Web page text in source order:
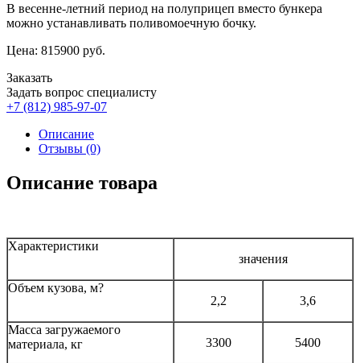
В весенне-летний период на полуприцеп вместо бункера
можно устанавливать поливомоечную бочку.
Цена: 815900 руб.
Заказать
Задать вопрос специалисту
+7 (812) 985-97-07
Описание
Отзывы (0)
Описание товара
Характеристики
значения
Объем кузова, м?
2,2
3,6
Масса загружаемого
материала, кг
3300 5400